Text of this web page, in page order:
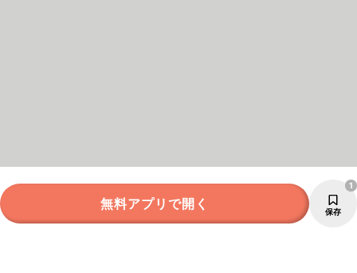
無料アプリで開く 保存
1